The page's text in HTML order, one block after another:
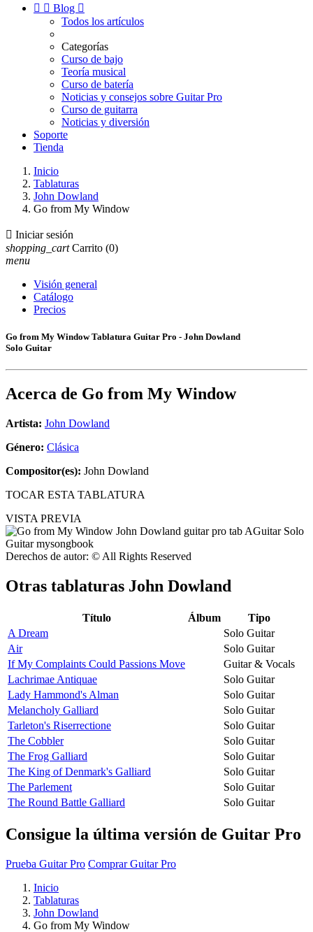
  Blog 
Todos los artículos
Categorías
Curso de bajo
Teoría musical
Curso de batería
Noticias y consejos sobre Guitar Pro
Curso de guitarra
Noticias y diversión
Soporte
Tienda
Inicio
Tablaturas
John Dowland
Go from My Window
 Iniciar sesión
shopping_cart Carrito (0)
menu
Visión general
Catálogo
Precios
Go from My Window Tablatura Guitar Pro - John Dowland
Solo Guitar
Acerca de Go from My Window
Artista: John Dowland
Género: Clásica
Compositor(es): John Dowland
TOCAR ESTA TABLATURA
VISTA PREVIA
Derechos de autor: © All Rights Reserved
Otras tablaturas John Dowland
Título Álbum
Tipo
A Dream
Solo Guitar
Air
Solo Guitar
If My Complaints Could Passions Move
Guitar & Vocals
Lachrimae Antiquae
Solo Guitar
Lady Hammond's Alman
Solo Guitar
Melancholy Galliard
Solo Guitar
Tarleton's Riserrectione
Solo Guitar
The Cobbler
Solo Guitar
The Frog Galliard
Solo Guitar
The King of Denmark's Galliard
Solo Guitar
The Parlement
Solo Guitar
The Round Battle Galliard
Solo Guitar
Consigue la última versión de Guitar Pro
Prueba Guitar Pro Comprar Guitar Pro
Inicio
Tablaturas
John Dowland
Go from My Window